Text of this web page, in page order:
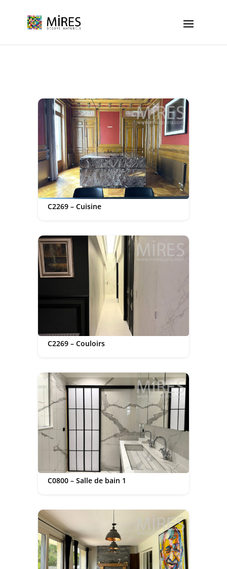
C2269 – Cuisine
C2269 – Couloirs
C0800 – Salle de bain 1